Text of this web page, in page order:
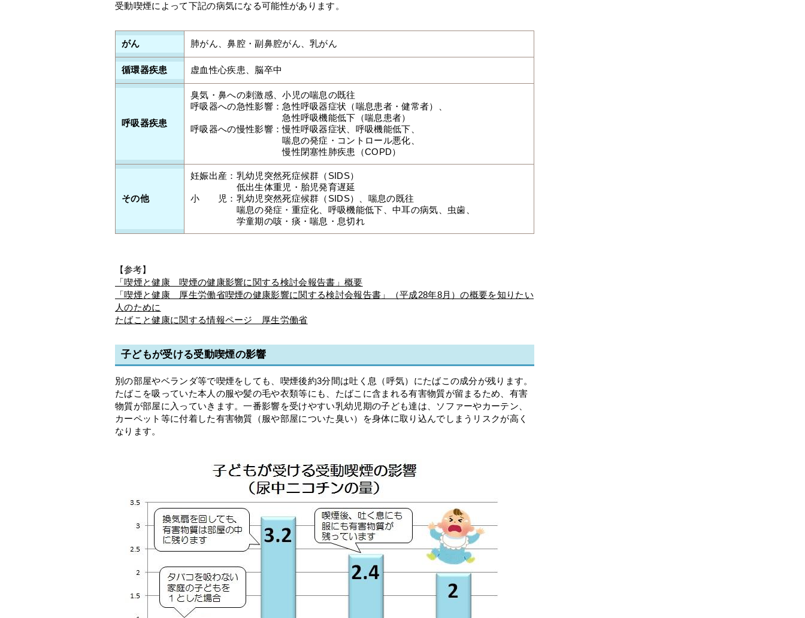
受動喫煙によって下記の病気になる可能性があります。
がん 肺がん、鼻腔・副鼻腔がん、乳がん
循環器疾患 虚血性心疾患、脳卒中
呼吸器疾患
臭気・鼻への刺激感、小児の喘息の既往
呼吸器への急性影響：急性呼吸器症状（喘息患者・健常者）、
急性呼吸機能低下（喘息患者）
呼吸器への慢性影響：慢性呼吸器症状、呼吸機能低下、
喘息の発症・コントロール悪化、
慢性閉塞性肺疾患（COPD）
その他
妊娠出産：乳幼児突然死症候群（SIDS）
低出生体重児・胎児発育遅延
小 児：乳幼児突然死症候群（SIDS）、喘息の既往
喘息の発症・重症化、呼吸機能低下、中耳の病気、虫歯、
学童期の咳・痰・喘息・息切れ
【参考】
「喫煙と健康 喫煙の健康影響に関する検討会報告書」概要
「喫煙と健康 厚生労働省喫煙の健康影響に関する検討会報告書」（平成28年8月）の概要を知りたい
人のために
たばこと健康に関する情報ページ 厚生労働省
子どもが受ける受動喫煙の影響
別の部屋やベランダ等で喫煙をしても、喫煙後約3分間は吐く息（呼気）にたばこの成分が残ります。
たばこを吸っていた本人の服や髪の毛や衣類等にも、たばこに含まれる有害物質が留まるため、有害
物質が部屋に入っていきます。一番影響を受けやすい乳幼児期の子ども達は、ソファーやカーテン、
カーペット等に付着した有害物質（服や部屋についた臭い）を身体に取り込んでしまうリスクが高く
なります。